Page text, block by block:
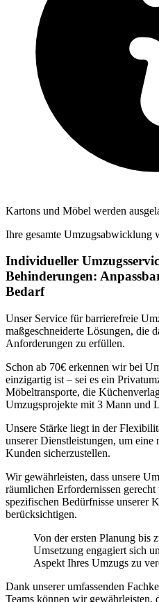
Kartons und Möbel werden
Ihre gesamte Umzugsabwicklung
Individueller
Behinderungen:
Bedarf
Unser Service für barrierefreie
maßgeschneiderte Lösungen, die
Anforderungen zu erfüllen.
Schon ab 70€ erkennen wir bei
einzigartig ist – sei es ein
Möbeltransporte, die
Umzugsprojekte mit 3 Mann und
Unsere Stärke liegt in der
unserer Dienstleistungen, um
Kunden sicherzustellen.
Wir gewährleisten, dass unsere
räumlichen Erfordernissen
spezifischen Bedürfnisse unserer
berücksichtigen.
Von der ersten Planung bis
Umsetzung engagiert sich
Aspekt Ihres Umzugs zu
Dank unserer umfassenden
Teams können wir